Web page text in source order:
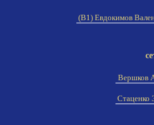
(B1) Евдокимов
Вершков
Стаценко